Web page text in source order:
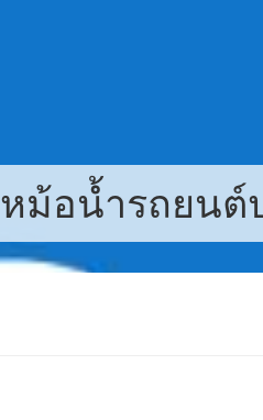
หม้อน้ำรถยนต์